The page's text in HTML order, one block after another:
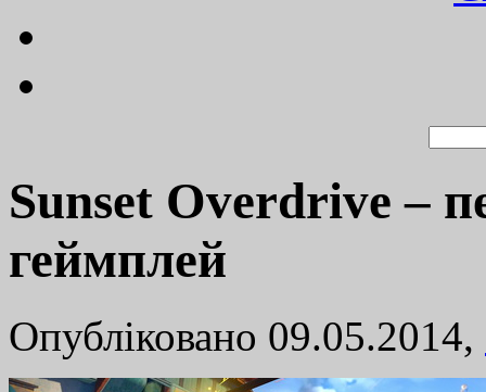
Sunset Overdrive –
геймплей
Опубліковано 09.05.2014,